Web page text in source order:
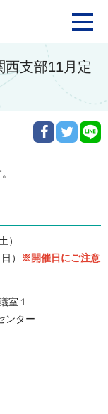
定非営利活動
支部11月定
）
）
※開催日にご注意
室１
ンター